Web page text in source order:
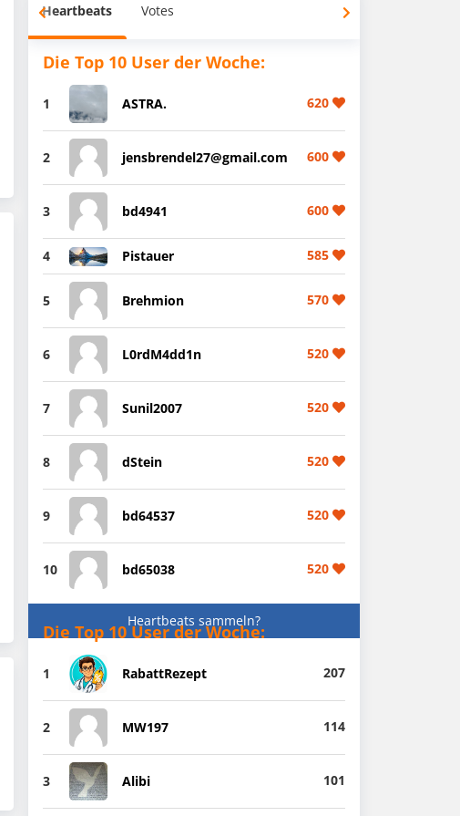
Heartbeats Votes
Die Top 10 User der Woche:
1 ASTRA. 620
2 jensbrendel27@gmail.com 600
3 bd4941 600
4 Pistauer 585
5 Brehmion 570
6 L0rdM4dd1n 520
7 Sunil2007 520
8 dStein 520
9 bd64537 520
10 bd65038 520
Heartbeats sammeln?
Die Top 10 User der Woche:
1 RabattRezept 207
2 MW197 114
3 Alibi 101